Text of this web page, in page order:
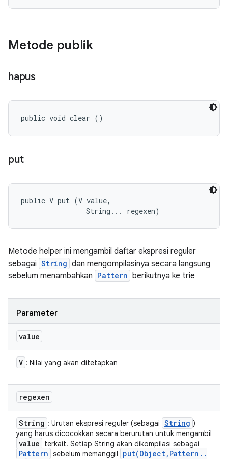
Metode publik
hapus
public void clear ()
put
public V put (V value,
                String... regexen)
Metode helper ini mengambil daftar ekspresi reguler
sebagai String dan mengompilasinya secara langsung
sebelum menambahkan Pattern berikutnya ke trie
Parameter
value
V : Nilai yang akan ditetapkan
regexen
String : Urutan ekspresi reguler (sebagai String )
yang harus dicocokkan secara berurutan untuk mengambil
value terkait. Setiap String akan dikompilasi sebagai
Pattern sebelum memanggil put(Object, Pattern . .